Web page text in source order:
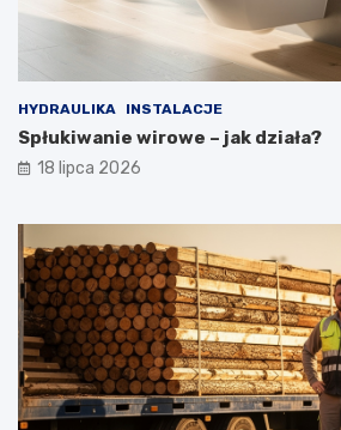
HYDRAULIKA INSTALACJE
Spłukiwanie wirowe – jak działa?
18 lipca 2026